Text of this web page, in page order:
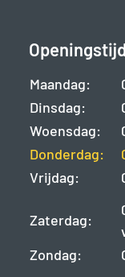
Maandag:
Dinsdag:
Woensdag:
Donderdag:
Vrijdag:
Zaterdag:
Zondag: